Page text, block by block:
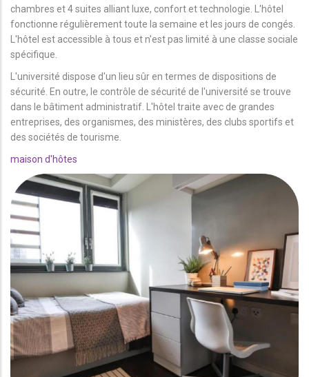
chambres et 4 suites alliant luxe, confort et technologie. L'hôtel
fonctionne régulièrement toute la semaine et les jours de congés.
L'hôtel est accessible à tous et n'est pas limité à une classe sociale
spécifique.
L'université dispose d'un lieu sûr en termes de dispositions de
sécurité. En outre, le contrôle de sécurité de l'université se trouve
dans le bâtiment administratif. L'hôtel traite avec de grandes
entreprises, des organismes, des ministères, des clubs sportifs et
des sociétés de tourisme.
maison d'hôtes